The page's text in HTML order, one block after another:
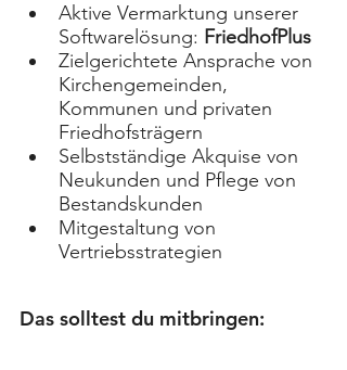
Aktive Vermarktung unserer
Softwarelösung: FriedhofPlus
Zielgerichtete Ansprache von
Kirchengemeinden,
Kommunen und privaten
Friedhofsträgern
Selbstständige Akquise von
Neukunden und Pflege von
Bestandskunden
Mitgestaltung von
Vertriebsstrategien
Das solltest du mitbringen: